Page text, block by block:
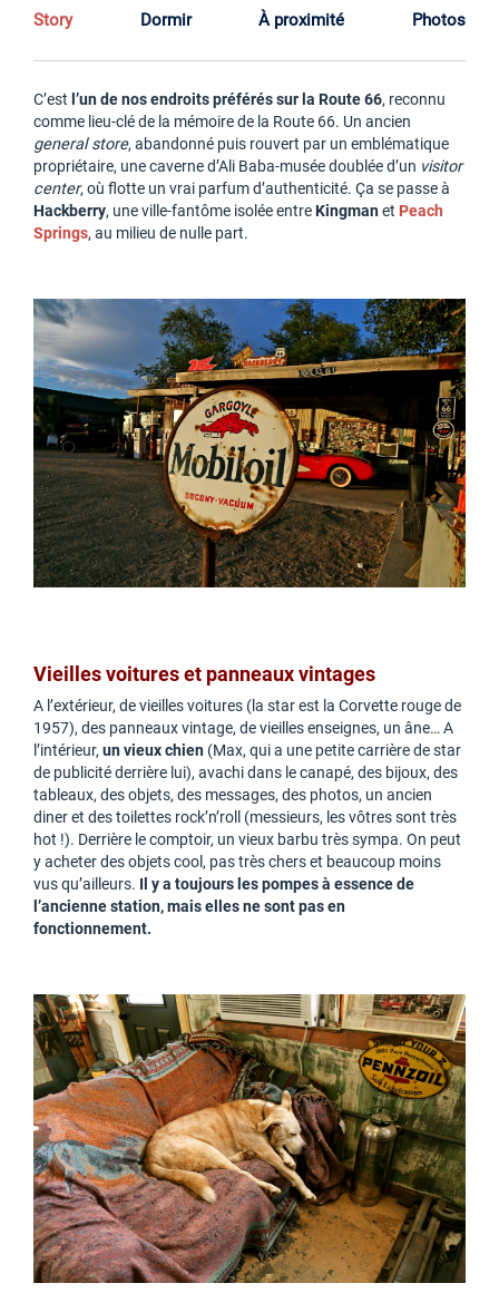
Story Dormir À proximité Photos
C’est l’un de nos endroits préférés sur la Route 66, reconnu
comme lieu-clé de la mémoire de la Route 66. Un ancien
general store, abandonné puis rouvert par un emblématique
propriétaire, une caverne d’Ali Baba-musée doublée d’un visitor
center, où flotte un vrai parfum d’authenticité. Ça se passe à
Hackberry, une ville-fantôme isolée entreKingmanet Peach
Springs, au milieu de nulle part.
Vieilles voitures et panneaux vintages
A l’extérieur, de vieilles voitures (la star est la Corvette rouge de
1957), des panneaux vintage, de vieilles enseignes, un âne… A
l’intérieur, un vieux chien (Max, qui a une petite carrière de star
de publicité derrière lui), avachi dans le canapé, des bijoux, des
tableaux, des objets, des messages, des photos, un ancien
diner et des toilettes rock’n’roll (messieurs, les vôtres sont très
hot !). Derrière le comptoir, un vieux barbu très sympa. On peut
y acheter des objets cool, pas très chers et beaucoup moins
vus qu’ailleurs. Il y a toujours les pompes à essence de
l’ancienne station, mais elles ne sont pas en
fonctionnement.